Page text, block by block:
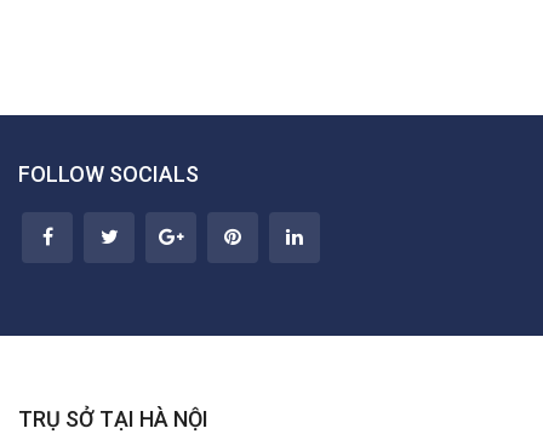
FOLLOW SOCIALS
TRỤ SỞ TẠI HÀ NỘI